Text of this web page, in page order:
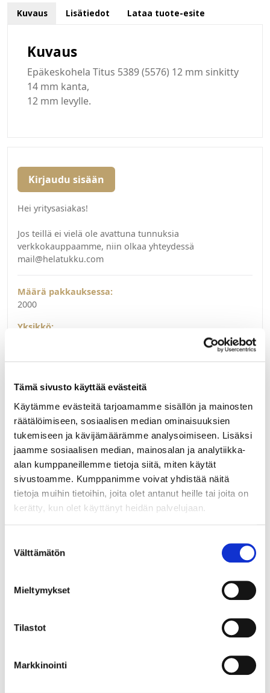
Tämä sivusto käyttää evästeitä
Käytämme evästeitä tarjoamamme sisällön ja mainosten
räätälöimiseen, sosiaalisen median ominaisuuksien
tukemiseen ja kävijämäärämme analysoimiseen. Lisäksi
jaamme sosiaalisen median, mainosalan ja analytiikka-
alan kumppaneillemme tietoja siitä, miten käytät
sivustoamme. Kumppanimme voivat yhdistää näitä
tietoja muihin tietoihin, joita olet antanut heille tai joita on
kerätty, kun olet käyttänyt heidän palvelujaan.
valinta
Välttämätön
Mieltymykset
Tilastot
Markkinointi
Kuvaus Lisätiedot Lataa tuote-esite
Kuvaus
Epäkeskohela Titus 5389 (5576) 12 mm sinkitty
14 mm kanta,
12 mm levylle.
Kirjaudu sisään
Hei yritysasiakas!
Jos teillä ei vielä ole avattuna tunnuksia
verkkokauppaamme, niin olkaa yhteydessä
mail@helatukku.com
Määrä pakkauksessa:
2000
Yksikkö: